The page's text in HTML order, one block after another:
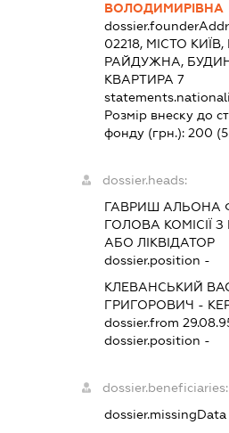
ВОЛОДИМИРІВНА
02218, МІСТО
РАЙДУЖНА,
КВАРТИРА 7
Розмір внеску до
фонду (грн.): 200
dossier.heads:
ГАВРИШ АЛЬОНА
ГОЛОВА КОМІСІЇ
АБО ЛІКВІДАТОР
dossier.position -
КЛЕВАНСЬКИЙ
ГРИГОРОВИЧ -
dossier.from
dossier.position -
dossier.beneficiaries:
dossier.missingData